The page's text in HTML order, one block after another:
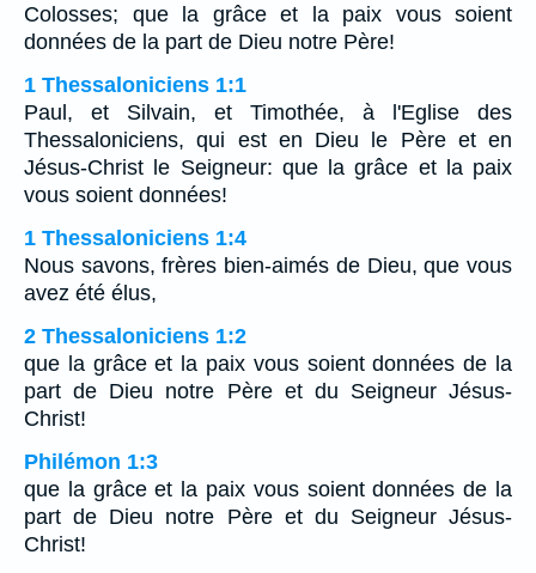
Colosses; que la grâce et la paix vous soient
données de la part de Dieu notre Père!
1 Thessaloniciens 1:1
Paul, et Silvain, et Timothée, à l'Eglise des
Thessaloniciens, qui est en Dieu le Père et en
Jésus-Christ le Seigneur: que la grâce et la paix
vous soient données!
1 Thessaloniciens 1:4
Nous savons, frères bien-aimés de Dieu, que vous
avez été élus,
2 Thessaloniciens 1:2
que la grâce et la paix vous soient données de la
part de Dieu notre Père et du Seigneur Jésus-
Christ!
Philémon 1:3
que la grâce et la paix vous soient données de la
part de Dieu notre Père et du Seigneur Jésus-
Christ!